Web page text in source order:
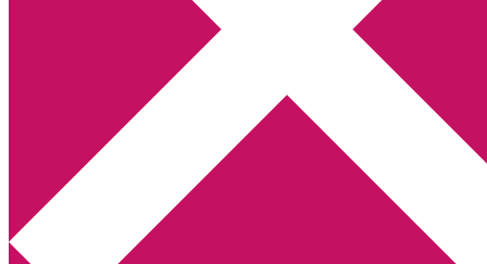
Utskriftscentralen
Min tv-blogg
You are here:Home Bloggmaraton
Bloggmaraton – nytt
Bloggmaraton – nytt slutdatum